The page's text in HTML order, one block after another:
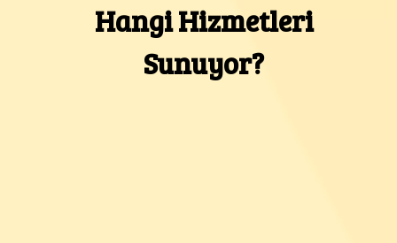
Hangi Hizmetleri
Sunuyor?